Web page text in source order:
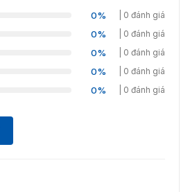
0% | 0 đánh giá
0% | 0 đánh giá
0% | 0 đánh giá
0% | 0 đánh giá
0% | 0 đánh giá